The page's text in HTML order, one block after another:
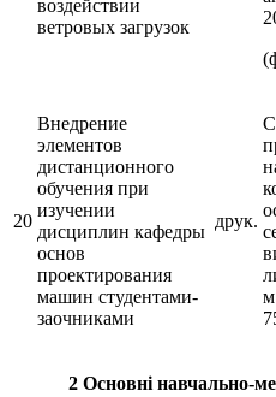
воздействии
ветровых загрузок
20
Внедрение
элементов
дистанционного
обучения при
изучении
дисциплин кафедры
основ
проектирования
машин студентами-
заочниками
друк.
2 Основні